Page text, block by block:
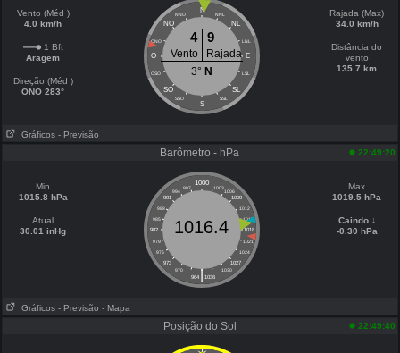
Vento (Méd )
4.0 km/h
1 Bft
Aragem
Direção (Méd )
ONO 283°
N
NNO NNL
NO NL
ONO LNL
O E
OSO LSL
SO SL
SSO SSL
S
4 9
Vento
Rajada
3° N
Rajada (Max)
34.0 km/h
Distância do
vento
135.7 km
Gráficos - Previsão
Barômetro - hPa 22:49:20
Min
1015.8 hPa
Atual
30.01 inHg
1000
997 1003
994
1006
991
1009
988
1012
985
1015
982
1018
979
1021
976
1024
973
1027
970
1030
|
964 1036
1016.4
Max
1019.5 hPa
Caindo ↓
-0.30 hPa
Gráficos - Previsão - Mapa
Posição do Sol 22:49:40